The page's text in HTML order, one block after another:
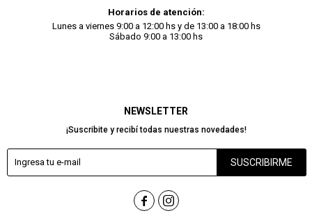
NEWSLETTER
¡Suscribite y recibí todas nuestras novedades!
SUSCRIBIRME
 
Horarios de atención:
Lunes a viernes 9:00 a 12:00 hs y de 13:00 a 18:00 hs
Sábado 9:00 a 13:00 hs